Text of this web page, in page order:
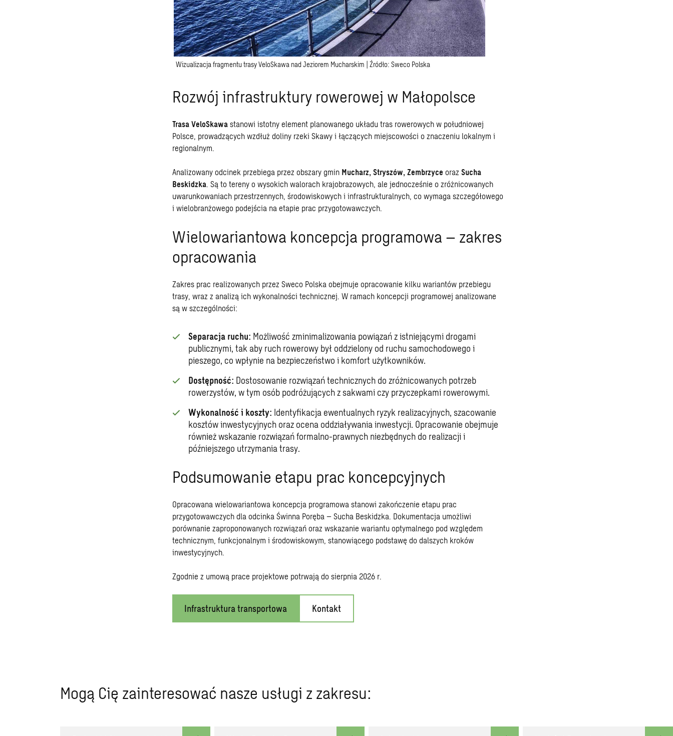
Wizualizacja fragmentu trasy VeloSkawa nad Jeziorem Mucharskim | Źródło: Sweco Polska
Rozwój infrastruktury rowerowej w Małopolsce
Trasa VeloSkawa stanowi istotny element planowanego układu tras rowerowych w południowej
Polsce, prowadzących wzdłuż doliny rzeki Skawy i łączących miejscowości o znaczeniu lokalnym i
regionalnym.
Analizowany odcinek przebiega przez obszary gmin Mucharz, Stryszów, Zembrzyce oraz Sucha
Beskidzka . Są to tereny o wysokich walorach krajobrazowych, ale jednocześnie o zróżnicowanych
uwarunkowaniach przestrzennych, środowiskowych i infrastrukturalnych, co wymaga szczegółowego
i wielobranżowego podejścia na etapie prac przygotowawczych.
Wielowariantowa koncepcja programowa – zakres
opracowania
Zakres prac realizowanych przez Sweco Polska obejmuje opracowanie kilku wariantów przebiegu
trasy, wraz z analizą ich wykonalności technicznej. W ramach koncepcji programowej analizowane
są w szczególności:
Separacja ruchu: Możliwość zminimalizowania powiązań z istniejącymi drogami
publicznymi, tak aby ruch rowerowy był oddzielony od ruchu samochodowego i
pieszego, co wpłynie na bezpieczeństwo i komfort użytkowników.
Dostępność: Dostosowanie rozwiązań technicznych do zróżnicowanych potrzeb
rowerzystów, w tym osób podróżujących z sakwami czy przyczepkami rowerowymi.
Wykonalność i koszty: Identyfikacja ewentualnych ryzyk realizacyjnych, szacowanie
kosztów inwestycyjnych oraz ocena oddziaływania inwestycji. Opracowanie obejmuje
również wskazanie rozwiązań formalno-prawnych niezbędnych do realizacji i
późniejszego utrzymania trasy.
Podsumowanie etapu prac koncepcyjnych
Opracowana wielowariantowa koncepcja programowa stanowi zakończenie etapu prac
przygotowawczych dla odcinka Świnna Poręba – Sucha Beskidzka. Dokumentacja umożliwi
porównanie zaproponowanych rozwiązań oraz wskazanie wariantu optymalnego pod względem
technicznym, funkcjonalnym i środowiskowym, stanowiącego podstawę do dalszych kroków
inwestycyjnych.
Zgodnie z umową prace projektowe potrwają do sierpnia 2026 r.
Infrastruktura transportowa Kontakt
Mogą Cię zainteresować nasze usługi z zakresu: